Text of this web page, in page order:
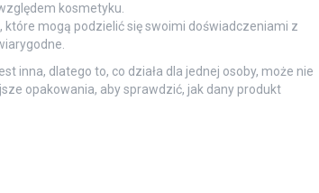
kosmetyku.
które mogą podzielić się swoimi doświadczeniami z
inna, dlatego to, co działa dla jednej osoby, może nie
opakowania, aby sprawdzić, jak dany produkt